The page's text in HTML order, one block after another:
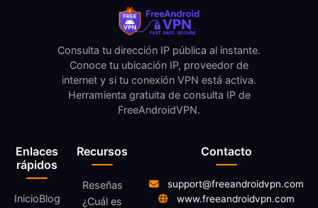
Enlaces
rápidos
InicioBlog
Recursos
Reseñas
¿Cuál es
Consulta tu dirección IP pública al instante.
Conoce tu ubicación IP, proveedor de
internet y si tu conexión VPN está activa.
Herramienta gratuita de consulta IP de
FreeAndroidVPN.
Contacto
support@freeandroidvpn.com
www.freeandroidvpn.com